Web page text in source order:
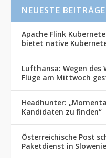
NEUESTE BEITRÄGE
Apache Flink
bietet native
Lufthansa: Wegen
Flüge am Mittwoch
Headhunter:
Kandidaten zu finden“
Österreichische Post
Paketdienst in